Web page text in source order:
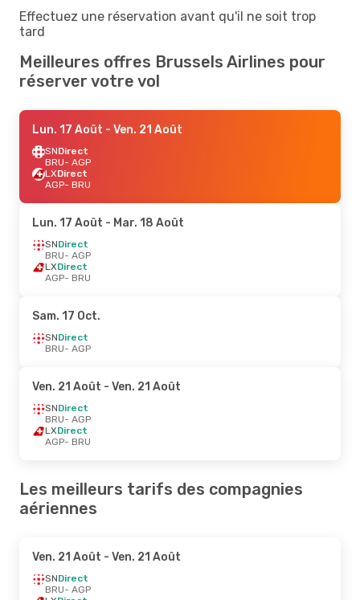
Effectuez une réservation avant qu'il ne soit trop
tard
Meilleures offres Brussels Airlines pour
réserver votre vol
Lun. 17 Août - Ven. 21 Août
SNDirect
BRU- AGP
LXDirect
AGP- BRU
Lun. 17 Août - Mar. 18 Août
SNDirect
BRU- AGP
LXDirect
AGP- BRU
Sam. 17 Oct.
SNDirect
BRU- AGP
Ven. 21 Août - Ven. 21 Août
SNDirect
BRU- AGP
LXDirect
AGP- BRU
Les meilleurs tarifs des compagnies
aériennes
Ven. 21 Août - Ven. 21 Août
SNDirect
BRU- AGP